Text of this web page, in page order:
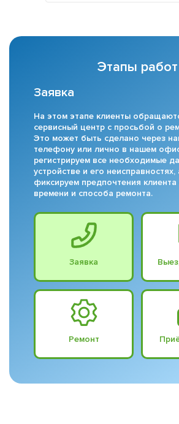
Этапы работ
Заявка
На этом этапе клиенты
сервисный центр с просьбой о
Это может быть сделано через
телефону или лично в нашем
регистрируем все необходимые
устройстве и его неисправностях,
фиксируем предпочтения
времени и способа ремонта.
Заявка
Ремонт